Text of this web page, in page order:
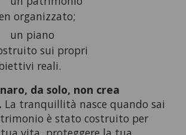
organizzato;
un piano
sui propri
reali.
da solo, non crea
La tranquillità nasce quando sai
è stato costruito per